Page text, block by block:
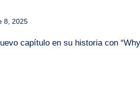
8, 2025
capítulo en su historia con